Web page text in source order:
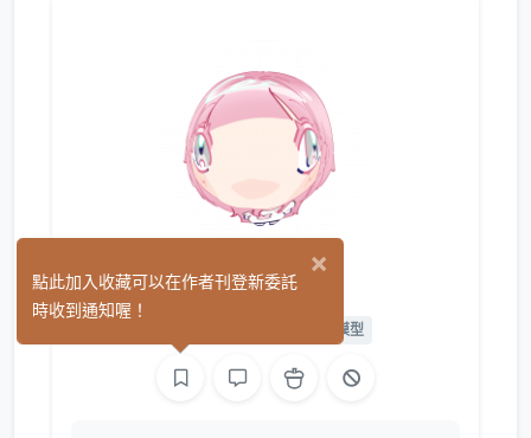
兔子社長
L2D 模型
×
點此加入收藏可以在作者刊登新委託
時收到通知喔！